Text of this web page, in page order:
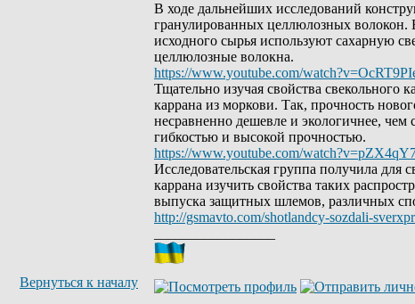
В ходе дальнейших исследований
гранулированных целлюлозных волокон.
исходного сырья используют сахарную
целлюлозные волокна.
https://www.youtube.com/
Тщательно изучая свойства свекольного
каррана из моркови. Так, прочность
несравненно дешевле и экологичнее, чем
гибкостью и высокой прочностью.
https://www.youtube.com/
Исследовательская группа получила
каррана изучить свойства таких
выпуска защитных шлемов, различных
http://gsmavto.com/shotlandcy-sozdali-
Вернуться к началу